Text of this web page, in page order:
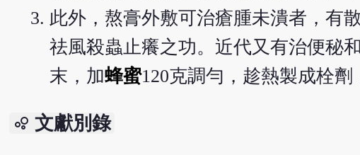
此外，熬膏外敷可治瘡腫未潰者，有
祛風殺蟲止癢之功。近代又有治便秘
末，加蜂蜜120克調勻，趁熱製成栓劑
bubble_chart 文獻別錄